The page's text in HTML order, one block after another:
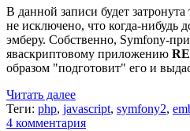
В данной записи будет затронута
не исключено, что когда-нибудь
эмберу. Собственно, Symfony-
яваскриптовому приложению
образом "подготовит" его и
Читать далее
Теги: php, javascript, symfony2,
4 комментария